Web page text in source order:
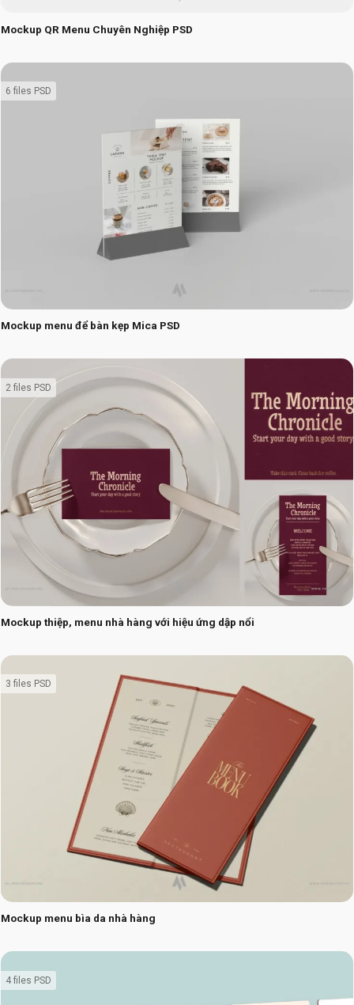
Mockup QR Menu Chuyên Nghiệp PSD
Mockup menu để bàn kẹp Mica PSD
6 files PSD
Mockup thiệp, menu nhà hàng với hiệu ứng dập nổi
2 files PSD
Mockup menu bìa da nhà hàng
3 files PSD
4 files PSD